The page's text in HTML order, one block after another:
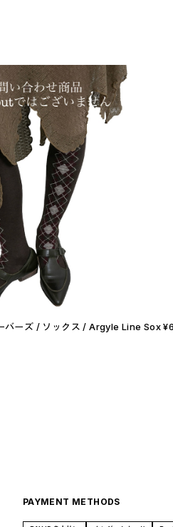
バーズ / ソックス / Argyle Line Sox
PAYMENT METHODS